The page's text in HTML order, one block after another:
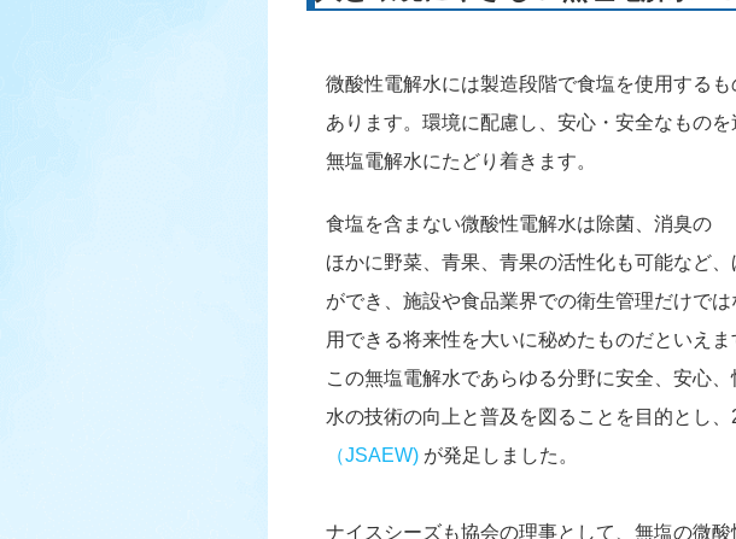
微酸性電解水には製造段階で食塩を使用する
あります。環境に配慮し、安心・安全なもの
無塩電解水にたどり着きます。
食塩を含まない微酸性電解水は除菌、消臭の
ほかに野菜、青果、青果の活性化も可能など
ができ、施設や食品業界での衛生管理だけで
用できる将来性を大いに秘めたものだといえま
この無塩電解水であらゆる分野に安全、安心
水の技術の向上と普及を図ることを目的とし
（JSAEW) が発足しました。
ナイスシーズも協会の理事として、無塩の微